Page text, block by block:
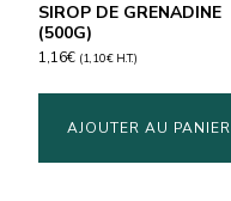
SIROP DE GRENADINE
(500G)
1,16€ (1,10€ H.T.)
AJOUTER AU PANIER